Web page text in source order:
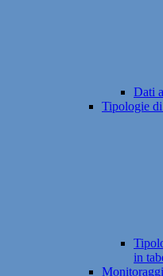
Dati
Tipologie
in